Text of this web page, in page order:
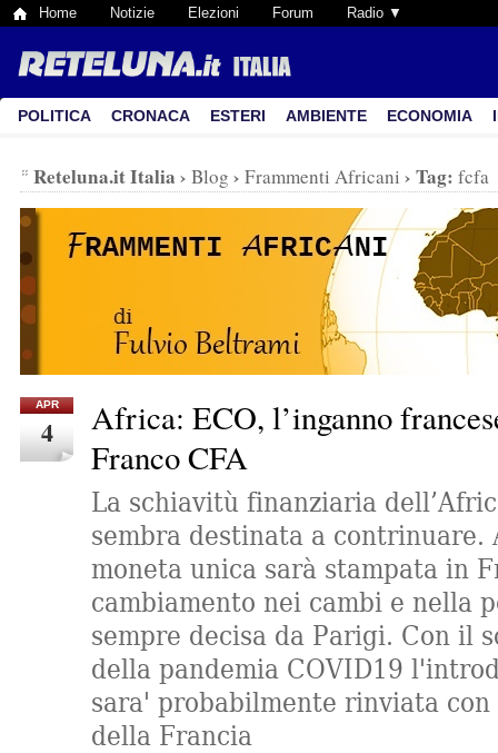
Home Notizie Elezioni Forum Radio ▼
POLITICA CRONACA ESTERI AMBIENTE ECONOMIA
Reteluna.it Italia › Blog › Frammenti Africani › Tag: fcfa
APR
4
Africa: ECO, l’inganno
Franco CFA
La schiavitù finanziaria
sembra destinata a contrinuare.
moneta unica sarà stampata in
cambiamento nei cambi e nella
sempre decisa da Parigi. Con il
della pandemia COVID19
sara' probabilmente rinviata
della Francia